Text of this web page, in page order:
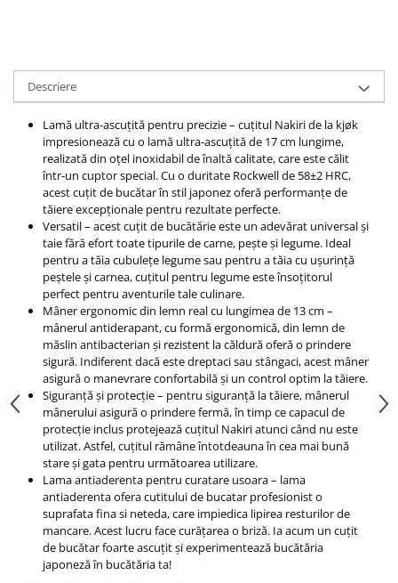
Descriere
Lamă ultra-ascuțită pentru precizie – cuțitul Nakiri de la kjøk
impresionează cu o lamă ultra-ascuțită de 17 cm lungime,
realizată din oțel inoxidabil de înaltă calitate, care este călit
într-un cuptor special. Cu o duritate Rockwell de 58±2 HRC,
acest cuțit de bucătar în stil japonez oferă performanțe de
tăiere excepționale pentru rezultate perfecte.
Versatil – acest cuțit de bucătărie este un adevărat universal și
taie fără efort toate tipurile de carne, pește și legume. Ideal
pentru a tăia cubulețe legume sau pentru a tăia cu ușurință
peștele și carnea, cuțitul pentru legume este însoțitorul
perfect pentru aventurile tale culinare.
Mâner ergonomic din lemn real cu lungimea de 13 cm –
mânerul antiderapant, cu formă ergonomică, din lemn de
măslin antibacterian și rezistent la căldură oferă o prindere
sigură. Indiferent dacă este dreptaci sau stângaci, acest mâner
asigură o manevrare confortabilă și un control optim la tăiere.
Siguranță și protecție – pentru siguranță la tăiere, mânerul
mânerului asigură o prindere fermă, în timp ce capacul de
protecție inclus protejează cuțitul Nakiri atunci când nu este
utilizat. Astfel, cuțitul rămâne întotdeauna în cea mai bună
stare și gata pentru următoarea utilizare.
Lama antiaderenta pentru curatare usoara – lama
antiaderenta ofera cutitului de bucatar profesionist o
suprafata fina si neteda, care impiedica lipirea resturilor de
mancare. Acest lucru face curățarea o briză. Ia acum un cuțit
de bucătar foarte ascuțit și experimentează bucătăria
japoneză în bucătăria ta!